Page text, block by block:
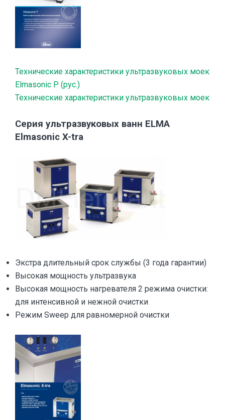
Технические характеристики ультразвуковых моек
Elmasonic P (рус.)
Технические характеристики ультразвуковых моек
Серия ультразвуковых ванн ELMA
Elmasonic X-tra
Экстра длительный срок службы (3 года гарантии)
Высокая мощность ультразвука
Высокая мощность нагревателя 2 режима очистки:
для интенсивной и нежной очистки
Режим Sweep для равномерной очистки